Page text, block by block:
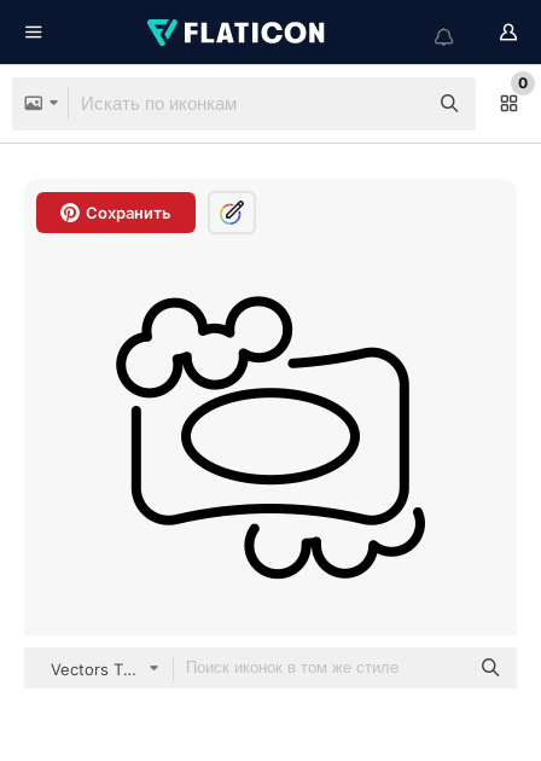
0
Сохранить
Vectors Tank outline